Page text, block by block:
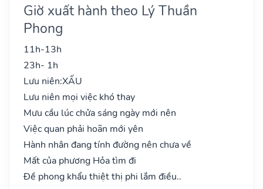
Giờ xuất hành theo Lý Thuần
Phong
11h-13h
23h- 1h
Lưu niên:XẤU
Lưu niên mọi việc khó thay
Mưu cầu lúc chửa sáng ngày mới nên
Việc quan phải hoãn mới yên
Hành nhân đang tính đường nên chưa về
Mất của phương Hỏa tìm đi
Đề phong khẩu thiệt thị phi lắm điều..